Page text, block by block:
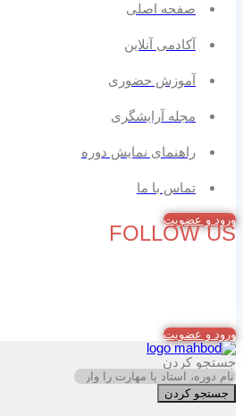
صفحه اصلی
آکادمی آنلاین
آموزش حضوری
مجله آرایشگری
راهنمای نمایش دوره
تماس با ما
ورود و عضویت
FOLLOW US
ورود و عضویت
جستجو کردن
جستجو کردن